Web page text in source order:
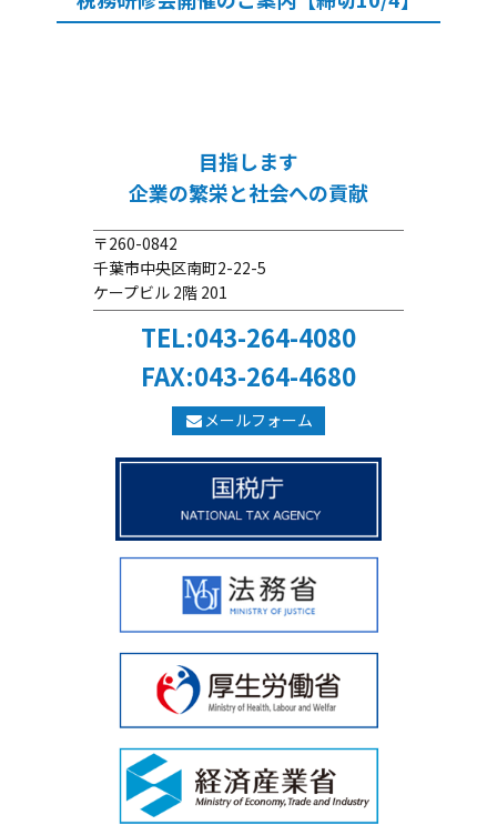
目指します
企業の繁栄と社会への貢献
〒260-0842
千葉市中央区南町2-22-5
ケープビル 2階 201
TEL:043-264-4080
FAX:043-264-4680
メールフォーム